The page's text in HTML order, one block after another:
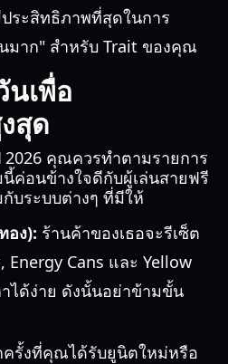
ระสิทธิภาพที่สุดในการ
มาก" สำหรับ Trait ของคุณ
นเพื่อ
สุด
2026 คุณควรทำตามรายการ
ค่อนข้างใจดีกับผู้เล่นสายฟรี
บระบบต่างๆ ที่มีให้
อง): ร้านค้าของเธอจะรีเซ็ต
Cans และ Yellow
ได้ง่าย ดังนั้นอย่าข้ามขั้น
รั้งที่คุณได้รับยูนิตใหม่หรือ